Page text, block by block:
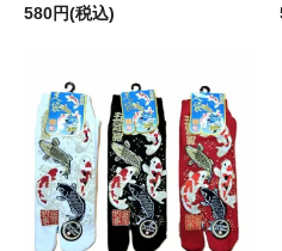
580円(税込)